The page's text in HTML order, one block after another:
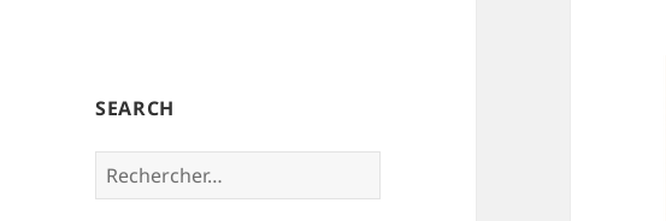
SEARCH
Rechercher :